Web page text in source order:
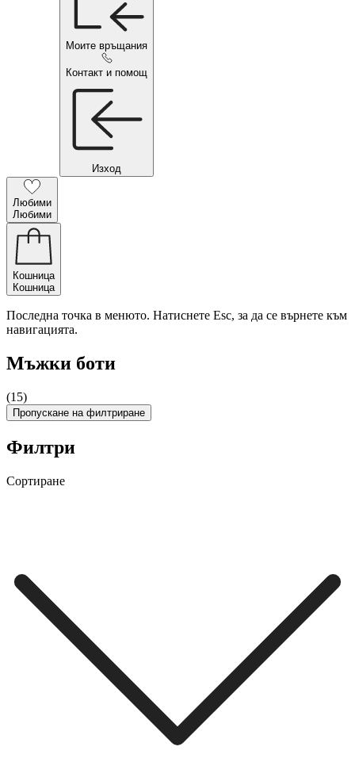
Моите връщания
Контакт и помощ
Изход
Любими
Любими
Кошница
Кошница
Последна точка в менюто. Натиснете Esc, за да се върнете към
навигацията.
Мъжки боти
(15)
Пропускане на филтриране
Филтри
Сортиране